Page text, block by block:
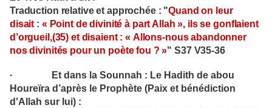
Traduction relative et approchée : "Quand on leur
disait : « Point de divinité à part Allah », ils se gonflaient
d’orgueil,(35) et disaient : « Allons-nous abandonner
nos divinités pour un poète fou ? »" S37 V35-36
· Et dans la Sounnah : Le Hadith de abou
Houreïra d’après le Prophète (Paix et bénédiction
d'Allah sur lui) :